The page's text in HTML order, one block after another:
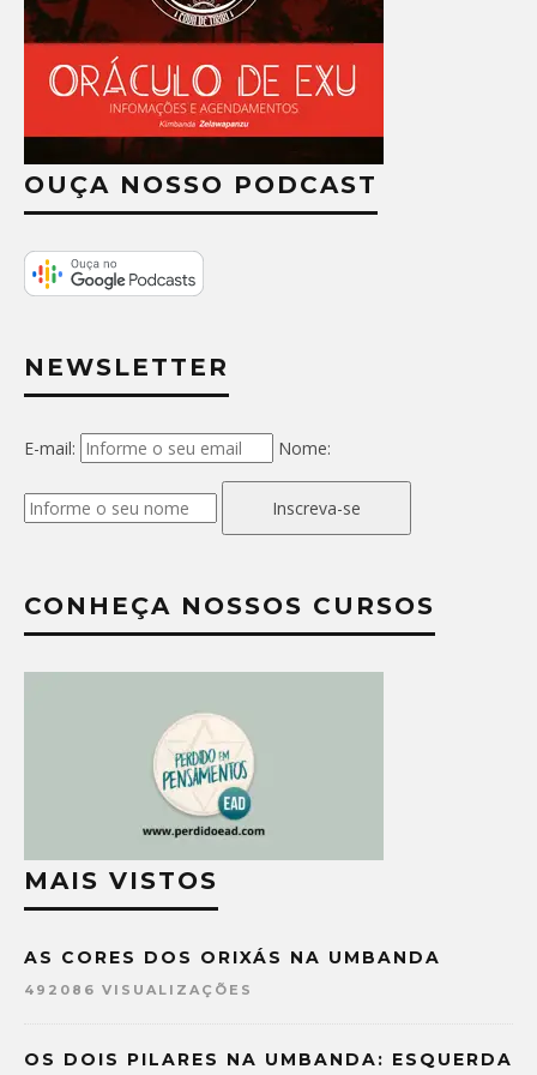
OUÇA NOSSO PODCAST
NEWSLETTER
E-mail: Nome:
Inscreva-se
CONHEÇA NOSSOS CURSOS
MAIS VISTOS
AS CORES DOS ORIXÁS NA UMBANDA
492086 VISUALIZAÇÕES
OS DOIS PILARES NA UMBANDA: ESQUERDA